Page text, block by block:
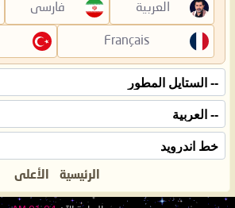
العربية فارسی
Français
الرئيسية الأعلى